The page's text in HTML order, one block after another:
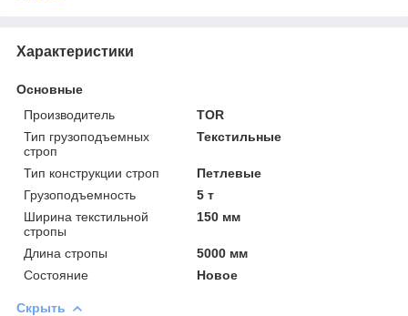
Характеристики
Основные
Производитель
TOR
Тип грузоподъемных
строп
Текстильные
Тип конструкции строп
Петлевые
Грузоподъемность
5 т
Ширина текстильной
стропы
150 мм
Длина стропы
5000 мм
Состояние
Новое
Скрыть